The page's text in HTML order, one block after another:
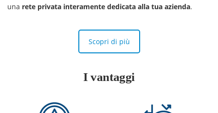
una rete privata interamente dedicata alla tua azienda.
Scopri di più
I vantaggi